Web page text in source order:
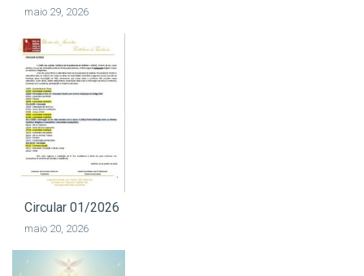
maio 29, 2026
Circular 01/2026
maio 20, 2026